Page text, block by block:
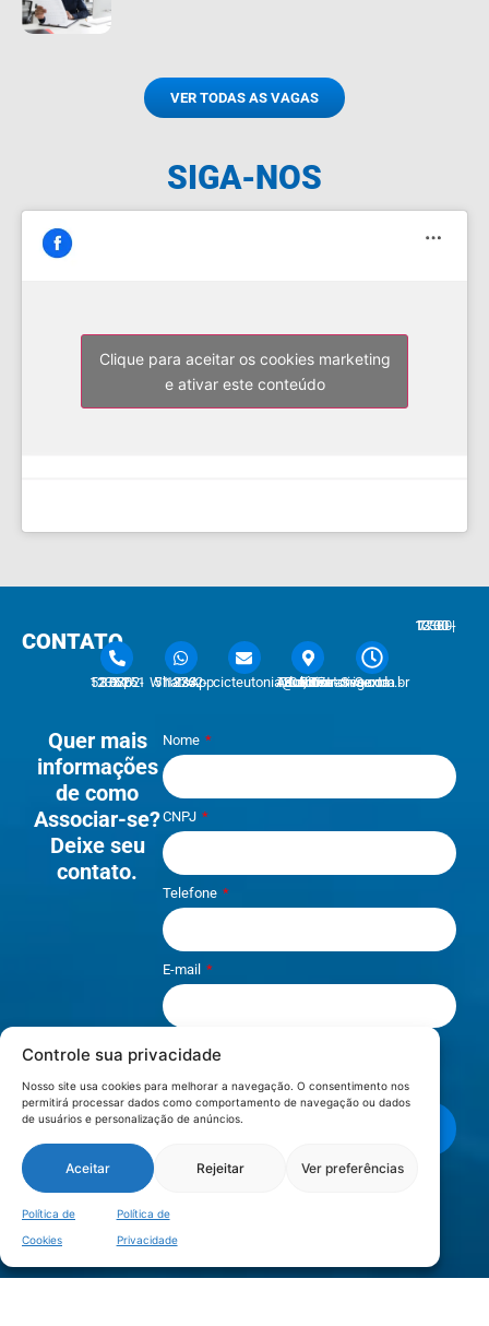
Controle sua privacidade
Nosso site usa cookies para melhorar a navegação. O consentimento nos
permitirá processar dados como comportamento de navegação ou dados
de usuários e personalização de anúncios.
Aceitar Rejeitar Ver preferências
Política de
Cookies
Política de
Privacidade
VER TODAS AS VAGAS
SIGA-NOS
Clique para aceitar os cookies marketing
e ativar este conteúdo
CONTATO
51 3762-1233 | 51 3762-1030 51 3762-1233 WhatsAppcicteutonia@cicteutonia.com.br
Rua Um Sul, 77 - Centro Administrativo Teutônia - RS Segunda - Sexta
7:30 - 12:00 | 13:30 - 17:30
Quer mais
informações
de como
Associar-se?
Deixe seu
contato.
Nome
CNPJ
Telefone
E-mail
Li e aceito os termos de
Privacidade.
LOCALIZAÇÃO